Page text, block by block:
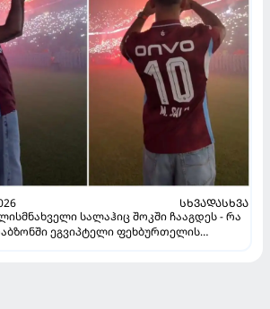
ᲡᲮᲕᲐᲓᲐᲡᲮᲕᲐ
სალაჰიც შოკში ჩააგდეს - რა
ეგვიპტელი ფეხბურთელის